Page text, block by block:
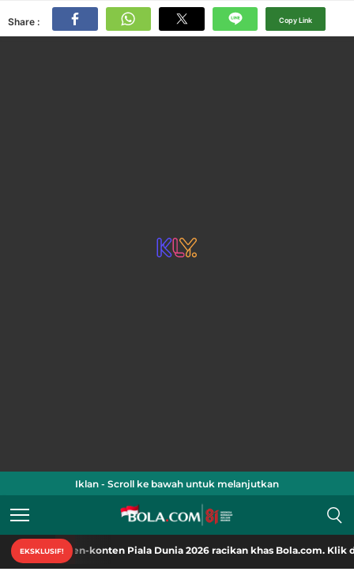
Share : Copy Link
Iklan - Scroll ke bawah untuk melanjutkan
EKSKLUSIF!
konten Piala Dunia 2026 racikan khas Bola.com. Klik di sini!